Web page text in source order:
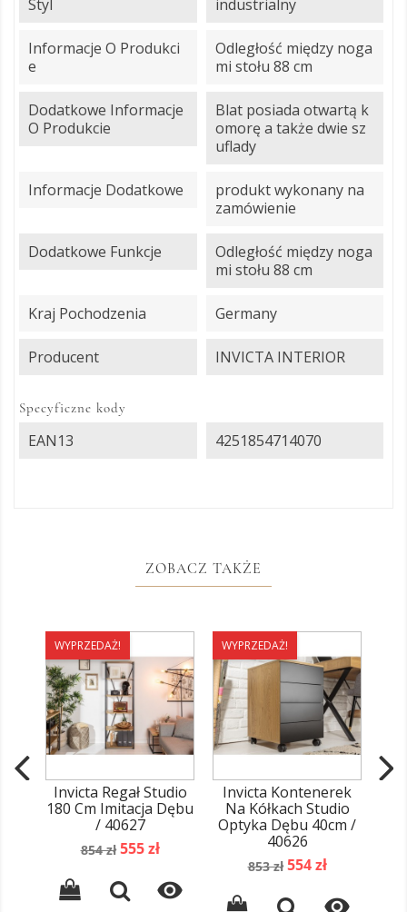
Styl industrialny
Informacje O Produkci
E
Odległość między noga
mi stołu 88 cm
Dodatkowe Informacje
O Produkcie
Blat posiada otwartą k
omorę a także dwie sz
uflady
Informacje Dodatkowe
produkt wykonany na
zamówienie
Dodatkowe Funkcje
Odległość między noga
mi stołu 88 cm
Kraj Pochodzenia Germany
Producent INVICTA INTERIOR
Specyficzne kody
EAN13 4251854714070
ZOBACZ TAKŻE
WYPRZEDAŻ!
Invicta Regał Studio
180 Cm Imitacja Dębu
/ 40627
Cena
854 zł Cena
555 zł

WYPRZEDAŻ!
Invicta Kontenerek
Na Kółkach Studio
Optyka Dębu 40cm /
40626
Cena
853 zł Cena
554 zł
